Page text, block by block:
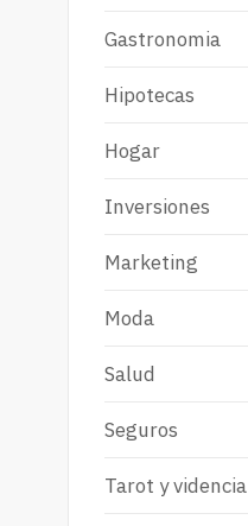
Gastronomia
Hipotecas
Hogar
Inversiones
Marketing
Moda
Salud
Seguros
Tarot y videncia